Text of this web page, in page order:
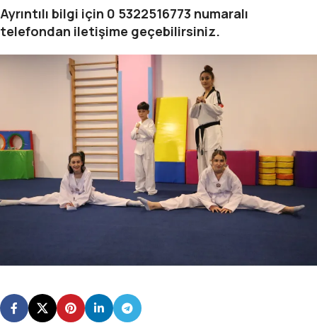
Ayrıntılı bilgi için 0 5322516773 numaralı
telefondan iletişime geçebilirsiniz.